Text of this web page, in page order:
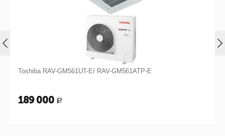
Toshiba RAV-GM561UT-E/ RAV-GM561ATP-E
189 000 Р